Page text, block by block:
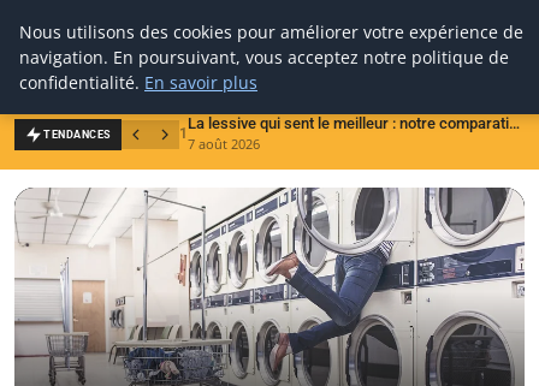
Biboutic
TENDANCES 1
La lessive qui sent le meilleur : notre comparatif pour une maison fraîche
7 août 2026
Nous utilisons des cookies pour améliorer votre expérience de
navigation. En poursuivant, vous acceptez notre politique de
confidentialité. En savoir plus